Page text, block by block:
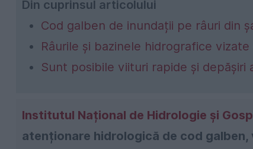
Din cuprinsul articolului
Cod galben de inundații pe râuri din
Râurile și bazinele hidrografice
Sunt posibile viituri rapide și
Institutul Național de Hidrologie și
atenționare hidrologică de cod